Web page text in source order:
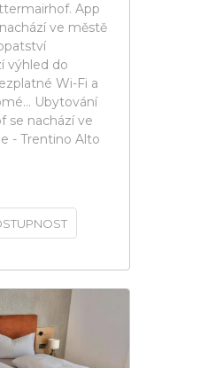
App
ve městě
výhled do
Wi-Fi a
Ubytování
se nachází ve
- Trentino Alto